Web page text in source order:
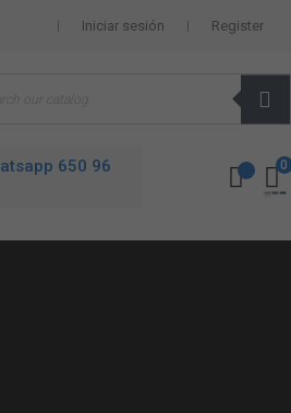
Iniciar sesión Register
650 96
0